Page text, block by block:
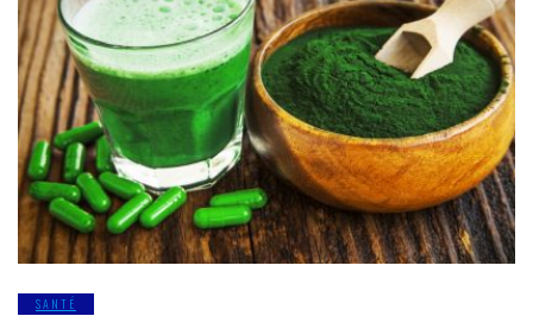
SANTÉ